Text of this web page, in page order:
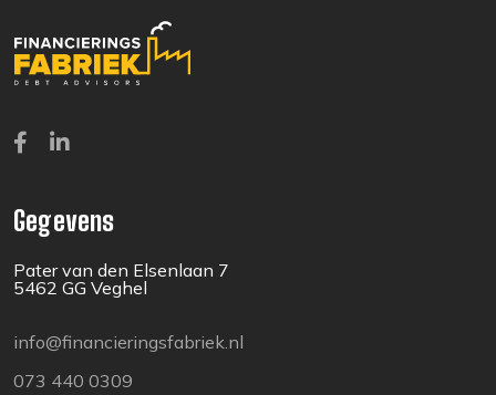
Gegevens
Pater van den Elsenlaan 7
5462 GG Veghel
info@financieringsfabriek.nl
073 440 0309